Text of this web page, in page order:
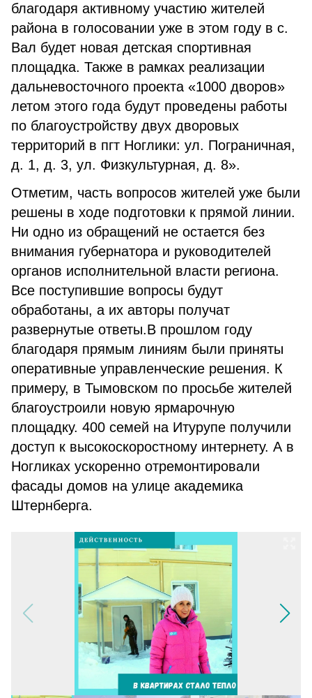
благодаря активному участию жителей
района в голосовании уже в этом году в с.
Вал будет новая детская спортивная
площадка. Также в рамках реализации
дальневосточного проекта «1000 дворов»
летом этого года будут проведены работы
по благоустройству двух дворовых
территорий в пгт Ноглики: ул. Пограничная,
д. 1, д. 3, ул. Физкультурная, д. 8».
Отметим, часть вопросов жителей уже были
решены в ходе подготовки к прямой линии.
Ни одно из обращений не остается без
внимания губернатора и руководителей
органов исполнительной власти региона.
Все поступившие вопросы будут
обработаны, а их авторы получат
развернутые ответы.В прошлом году
благодаря прямым линиям были приняты
оперативные управленческие решения. К
примеру, в Тымовском по просьбе жителей
благоустроили новую ярмарочную
площадку. 400 семей на Итурупе получили
доступ к высокоскоростному интернету. А в
Ногликах ускоренно отремонтировали
фасады домов на улице академика
Штернберга.